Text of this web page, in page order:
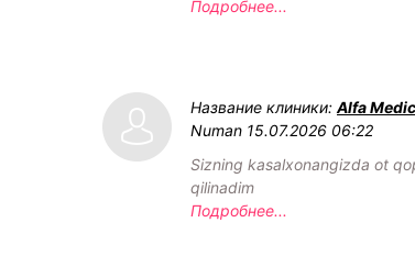
Подробнее...
Название клиники: Alfa
Numan 15.07.2026 06:22
Sizning kasalxonangizda ot
qilinadim
Подробнее...